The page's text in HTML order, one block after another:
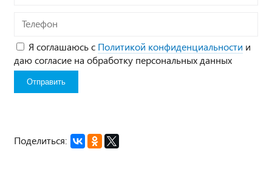
Телефон
Я соглашаюсь с Политикой конфиденциальности и
даю согласие на обработку персональных данных
Поделиться: